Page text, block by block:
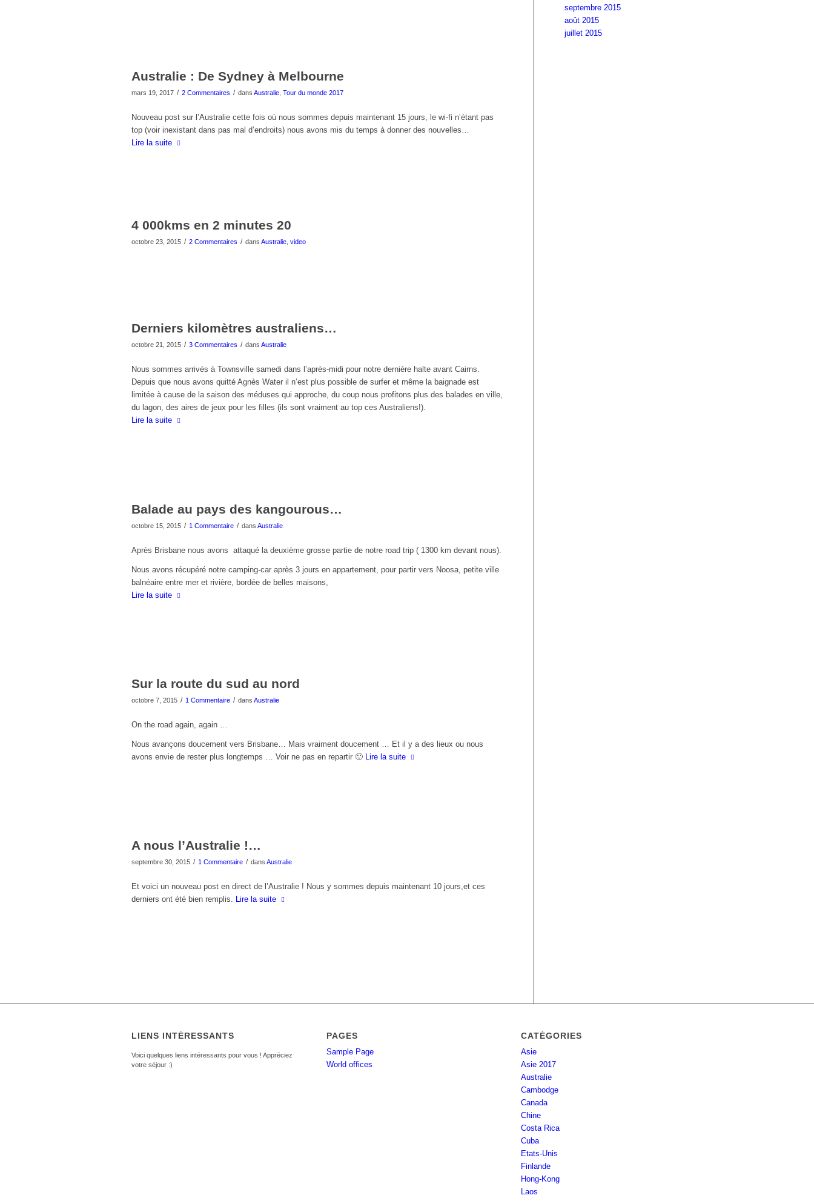
Australie : De Sydney à Melbourne
mars 19, 2017 / 2 Commentaires / dans Australie Tour du monde 2017
Nouveau post sur l’Australie cette fois où nous sommes depuis maintenant 15 jours, le wi-fi n’étant pas
top (voir inexistant dans pas mal d’endroits) nous avons mis du temps à donner des nouvelles…
Lire la suite
4 000kms en 2 minutes 20
octobre 23, 2015 / 2 Commentaires / dans Australie video
Derniers kilomètres australiens…
octobre 21, 2015 / 3 Commentaires / dans Australie
Nous sommes arrivés à Townsville samedi dans l’après-midi pour notre dernière halte avant Cairns.
Depuis que nous avons quitté Agnès Water il n’est plus possible de surfer et même la baignade est
limitée à cause de la saison des méduses qui approche, du coup nous profitons plus des balades en ville,
du lagon, des aires de jeux pour les filles (ils sont vraiment au top ces Australiens!).
Lire la suite
Balade au pays des kangourous…
octobre 15, 2015 / 1 Commentaire / dans Australie
Après Brisbane nous avons attaqué la deuxième grosse partie de notre road trip ( 1300 km devant nous).
Nous avons récupéré notre camping-car après 3 jours en appartement, pour partir vers Noosa, petite ville
balnéaire entre mer et rivière, bordée de belles maisons,
Lire la suite
Sur la route du sud au nord
octobre 7, 2015 / 1 Commentaire / dans Australie
On the road again, again …
Nous avançons doucement vers Brisbane… Mais vraiment doucement … Et il y a des lieux ou nous
avons envie de rester plus longtemps … Voir ne pas en repartir 🙂
Lire la suite
A nous l’Australie !…
septembre 30, 2015 / 1 Commentaire / dans Australie
Et voici un nouveau post en direct de l’Australie ! Nous y sommes depuis maintenant 10 jours,et ces
derniers ont été bien remplis.
Lire la suite
septembre 2015
août 2015
juillet 2015
LIENS INTÉRESSANTS
Voici quelques liens intéressants pour vous ! Appréciez
votre séjour :)
PAGES
Sample Page
World offices
CATÉGORIES
Asie
Asie 2017
Australie
Cambodge
Canada
Chine
Costa Rica
Cuba
Etats-Unis
Finlande
Hong-Kong
Laos